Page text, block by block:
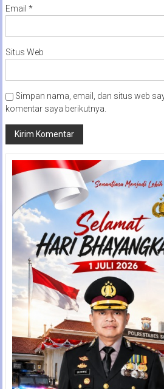
Email *
Situs Web
Simpan nama, email, dan situs web
komentar saya berikutnya.